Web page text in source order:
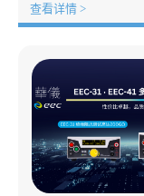
查看详情 >